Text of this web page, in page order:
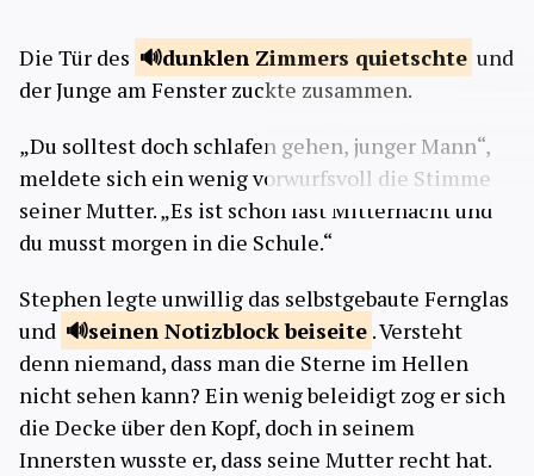
Die Tür des dunklen Zimmers quietschte und
der Junge am Fenster zuckte zusammen.
„Du solltest doch schlafen gehen, junger Mann“,
meldete sich ein wenig vorwurfsvoll die Stimme
seiner Mutter. „Es ist schon fast Mitternacht und
du musst morgen in die Schule.“
Stephen legte unwillig das selbstgebaute Fernglas
und
seinen Notizblockbeiseite . Versteht
denn niemand, dass man die Sterne im Hellen
nicht sehen kann? Ein wenig beleidigt zog er sich
die Decke über den Kopf, doch in seinem
Innersten wusste er, dass seine Mutter recht hat.